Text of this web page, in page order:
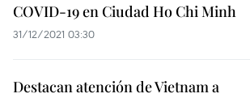
COVID-19 en Ciudad Ho Chi Minh
31/12/2021 03:30
Destacan atención de Vietnam a